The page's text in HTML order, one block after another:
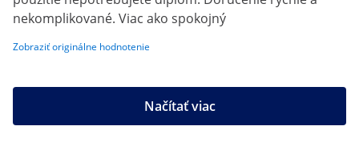
nekomplikované. Viac ako spokojný
Zobraziť originálne hodnotenie
Načítať viac